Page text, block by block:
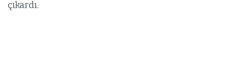
çıkardı.